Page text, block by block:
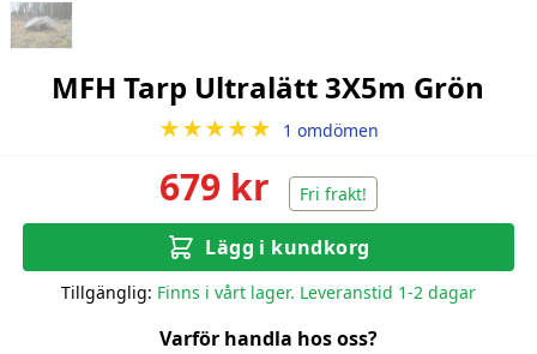
MFH Tarp Ultralätt 3X5m Grön
★★★★★ 1 omdömen
679 kr Fri frakt!
Lägg i kundkorg
Tillgänglig: Finns i vårt lager. Leveranstid 1-2 dagar
Varför handla hos oss?